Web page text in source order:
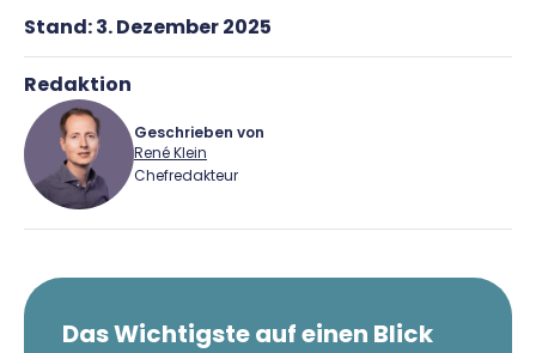
Stand:3. Dezember 2025
Redaktion
Geschrieben von
René Klein
Chefredakteur
Das Wichtigste auf einen Blick